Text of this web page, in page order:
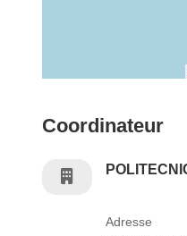
Coordinateur
Adresse